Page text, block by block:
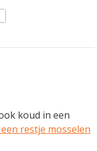
koud in een
restje mosselen